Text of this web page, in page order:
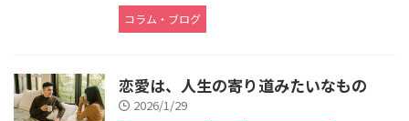
コラム・ブログ
恋愛は、人生の寄り道みたいなもの
2026/1/29